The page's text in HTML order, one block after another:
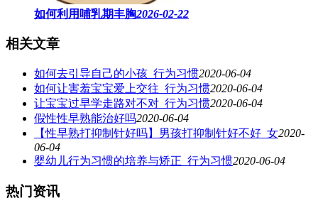
如何利用哺乳期丰胸2026-02-22
相关文章
如何去引导自己的小孩_行为习惯2020-06-04
如何让害羞宝宝爱上交往_行为习惯2020-06-04
让宝宝过早学走路对不对_行为习惯2020-06-04
假性性早熟能治好吗2020-06-04
【性早熟打抑制针好吗】男孩打抑制针好不好_女2020-
06-04
婴幼儿行为习惯的培养与矫正_行为习惯2020-06-04
热门资讯